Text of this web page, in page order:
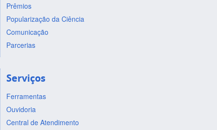
Prêmios
Popularização da Ciência
Comunicação
Parcerias
Serviços
Ferramentas
Ouvidoria
Central de Atendimento